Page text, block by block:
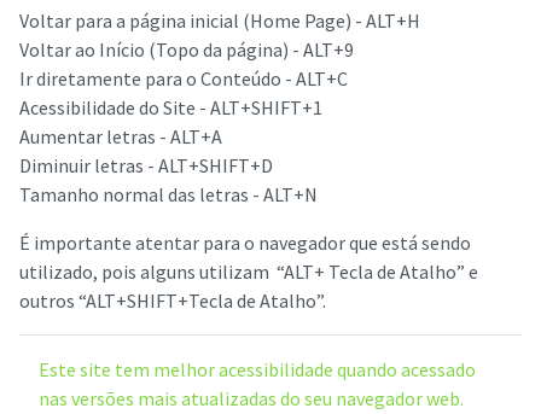
Voltar para a página inicial (Home Page) - ALT+H
Voltar ao Início (Topo da página) - ALT+9
Ir diretamente para o Conteúdo - ALT+C
Acessibilidade do Site - ALT+SHIFT+1
Aumentar letras - ALT+A
Diminuir letras - ALT+SHIFT+D
Tamanho normal das letras - ALT+N
É importante atentar para o navegador que está sendo
utilizado, pois alguns utilizam “ALT+ Tecla de Atalho” e
outros “ALT+SHIFT+Tecla de Atalho”.
Este site tem melhor acessibilidade quando acessado
nas versões mais atualizadas do seu navegador web.